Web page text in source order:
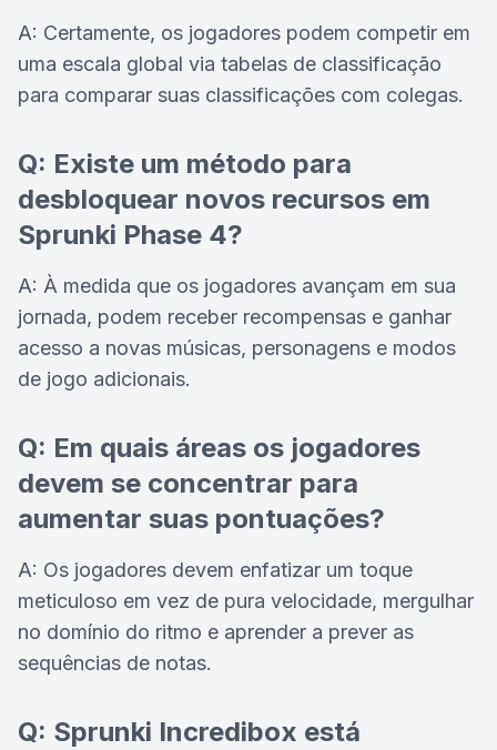
A: Certamente, os jogadores podem competir em
uma escala global via tabelas de classificação
para comparar suas classificações com colegas.
Q: Existe um método para
desbloquear novos recursos em
Sprunki Phase 4?
A: À medida que os jogadores avançam em sua
jornada, podem receber recompensas e ganhar
acesso a novas músicas, personagens e modos
de jogo adicionais.
Q: Em quais áreas os jogadores
devem se concentrar para
aumentar suas pontuações?
A: Os jogadores devem enfatizar um toque
meticuloso em vez de pura velocidade, mergulhar
no domínio do ritmo e aprender a prever as
sequências de notas.
Q: Sprunki Incredibox está